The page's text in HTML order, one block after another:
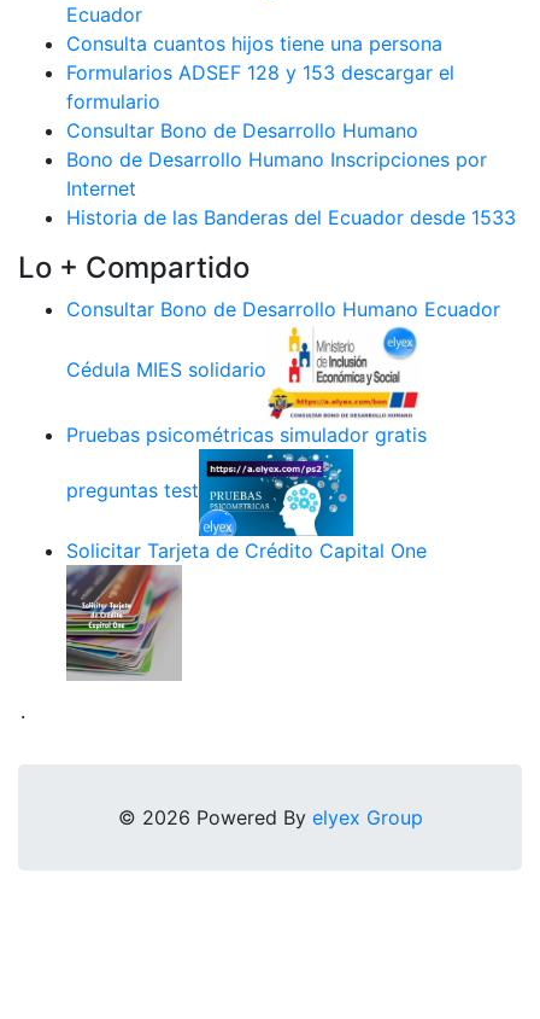
Ecuador
Consulta cuantos hijos tiene una persona
Formularios ADSEF 128 y 153 descargar el
formulario
Consultar Bono de Desarrollo Humano
Bono de Desarrollo Humano Inscripciones por
Internet
Historia de las Banderas del Ecuador desde 1533
Lo + Compartido
Consultar Bono de Desarrollo Humano Ecuador
Cédula MIES solidario
Pruebas psicométricas simulador gratis
preguntas test
Solicitar Tarjeta de Crédito Capital One
.
© 2026 Powered By elyex Group